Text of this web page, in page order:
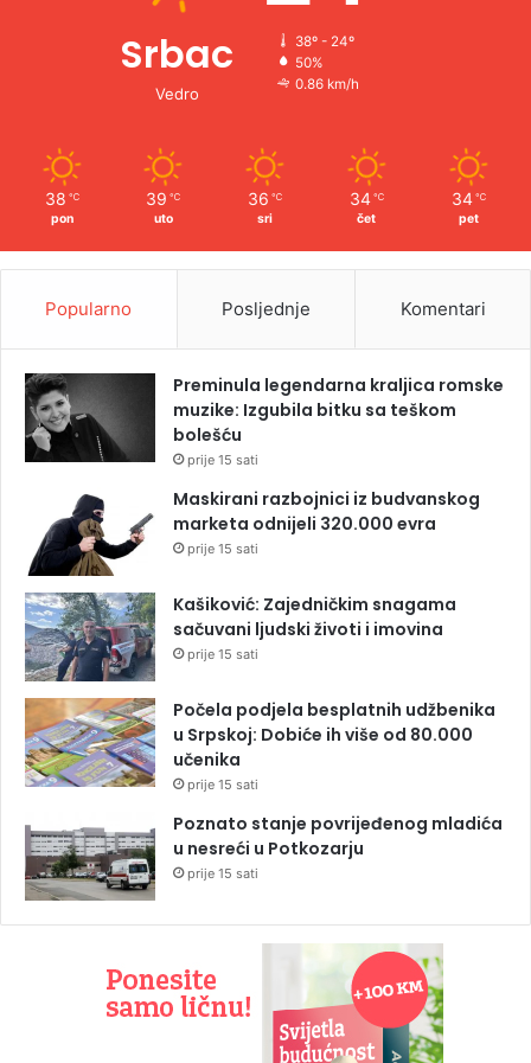
Srbac
Vedro
38º - 24º
50%
0.86 km/h
38 ℃
pon
39 ℃
uto
36 ℃
sri
34 ℃
čet
34 ℃
pet
Popularno Posljednje Komentari
Preminula legendarna kraljica romske
muzike: Izgubila bitku sa teškom
bolešću
prije 15 sati
Maskirani razbojnici iz budvanskog
marketa odnijeli 320.000 evra
prije 15 sati
Kašiković: Zajedničkim snagama
sačuvani ljudski životi i imovina
prije 15 sati
Počela podjela besplatnih udžbenika
u Srpskoj: Dobiće ih više od 80.000
učenika
prije 15 sati
Poznato stanje povrijeđenog mladića
u nesreći u Potkozarju
prije 15 sati